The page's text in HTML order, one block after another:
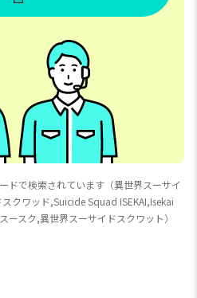
ドで検索されています（異世界スーサイ
クワッド,Suicide Squad ISEKAI,Isekai
スク,異世界スーサイドスクワット）